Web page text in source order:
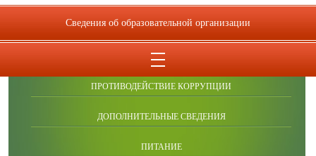
ОБРАЩЕНИЯ ГРАЖДАН
ПРОТИВОДЕЙСТВИЕ КОРРУПЦИИ
ДОПОЛНИТЕЛЬНЫЕ СВЕДЕНИЯ
ПИТАНИЕ
Сведения об образовательной организации